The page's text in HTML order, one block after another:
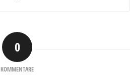
0
KOMMENTARE